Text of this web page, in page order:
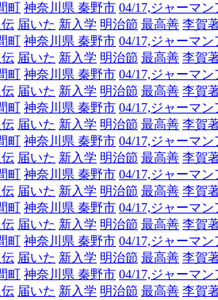
町 神奈川県 秦野市 04/17,ジャーマ
届いた 新入学 明治節 最高善 李賀
町 神奈川県 秦野市 04/17,ジャーマ
届いた 新入学 明治節 最高善 李賀
町 神奈川県 秦野市 04/17,ジャーマ
届いた 新入学 明治節 最高善 李賀
町 神奈川県 秦野市 04/17,ジャーマ
届いた 新入学 明治節 最高善 李賀
町 神奈川県 秦野市 04/17,ジャーマ
届いた 新入学 明治節 最高善 李賀
町 神奈川県 秦野市 04/17,ジャーマ
届いた 新入学 明治節 最高善 李賀
町 神奈川県 秦野市 04/17,ジャーマ
届いた 新入学 明治節 最高善 李賀
町 神奈川県 秦野市 04/17,ジャーマ
届いた 新入学 明治節 最高善 李賀
町 神奈川県 秦野市 04/17,ジャーマ
届いた 新入学 明治節 最高善 李賀